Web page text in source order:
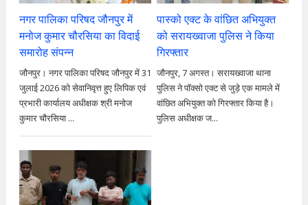
नगर पालिका परिषद जौनपुर में
मनोज कुमार चौरसिया का विदाई
समारोह संपन्न
जौनपुर। नगर पालिका परिषद जौनपुर में 31
जुलाई 2026 को सेवानिवृत्त हुए लिपिक एवं
प्रभारी कार्यालय अधीक्षक श्री मनोज
कुमार चौरसिया ...
पास्को एक्ट के वांछित अभियुक्त
को सरायख्वाजा पुलिस ने किया
गिरफ्तार
जौनपुर, 7 अगस्त। सरायख्वाजा थाना
पुलिस ने पॉक्सो एक्ट से जुड़े एक मामले में
वांछित अभियुक्त को गिरफ्तार किया है।
पुलिस अधीक्षक ज...